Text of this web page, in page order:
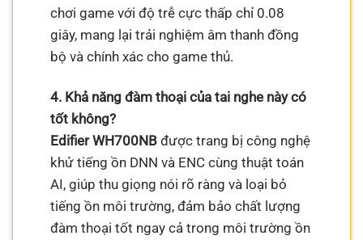
chơi game với độ trễ cực thấp chỉ 0.08
giây, mang lại trải nghiệm âm thanh đồng
bộ và chính xác cho game thủ.
4. Khả năng đàm thoại của tai nghe này có
tốt không?
Edifier WH700NB được trang bị công nghệ
khử tiếng ồn DNN và ENC cùng thuật toán
AI, giúp thu giọng nói rõ ràng và loại bỏ
tiếng ồn môi trường, đảm bảo chất lượng
đàm thoại tốt ngay cả trong môi trường ồn